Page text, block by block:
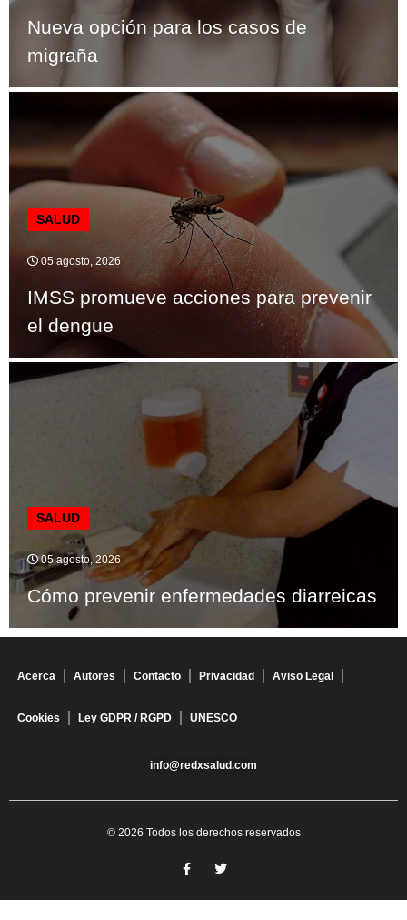
Nueva opción para los casos de
migraña
SALUD
05 agosto, 2026
IMSS promueve acciones para prevenir
el dengue
SALUD
05 agosto, 2026
Cómo prevenir enfermedades diarreicas
Acerca Autores Contacto Privacidad Aviso Legal
Cookies Ley GDPR / RGPD UNESCO
info@redxsalud.com
© 2026 Todos los derechos reservados